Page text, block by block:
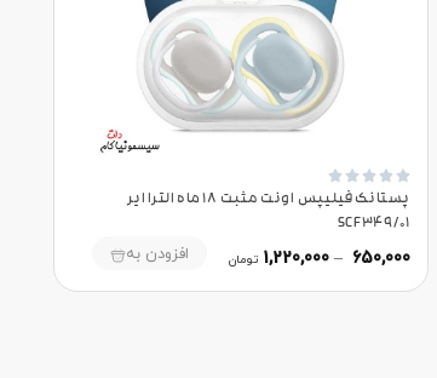





پستانک فیلیپس اونت مثبت 18 ماه الترا ایر
SCF349/01
650,000
–
1,220,000 تومان افزودن به